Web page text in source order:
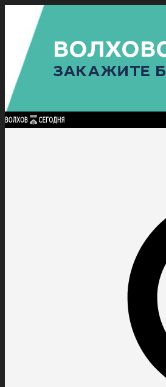
Найти:
ГЛАВНАЯ ПОЛИТИКАПРОИСШЕСТВИЯ
ПОЛИТИКА
КУЛЬТУРА
ПОСЕЛЕНИЯ